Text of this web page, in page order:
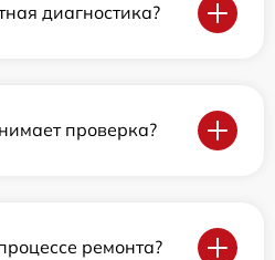
диагностика?
проверка?
ремонта?